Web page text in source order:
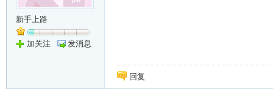
新手上路
加关注 发消息
回复